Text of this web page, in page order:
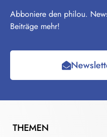
Abboniere den philou.
Beiträge mehr!
THEMEN